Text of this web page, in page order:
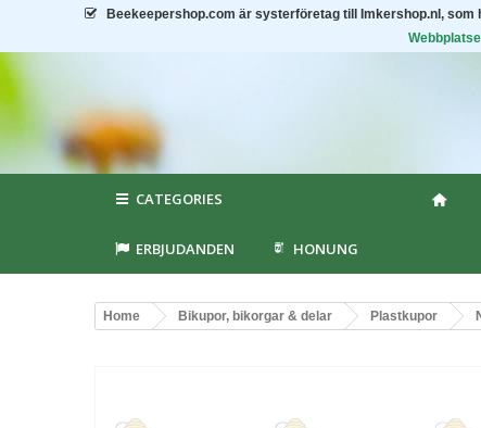
Beekeepershop.com är systerföretag till Imkershop.nl, som
CATEGORIES
ERBJUDANDEN HONUNG
Home Bikupor, bikorgar & delar Plastkupor